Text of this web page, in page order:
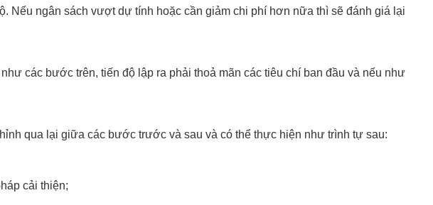
Nếu ngân sách vượt dự tính hoặc cần giảm chi phí hơn nữa thì sẽ đánh giá lại
các bước trên, tiến độ lập ra phải thoả mãn các tiêu chí ban đầu và nếu như
qua lại giữa các bước trước và sau và có thể thực hiện như trình tự sau:
cải thiện;